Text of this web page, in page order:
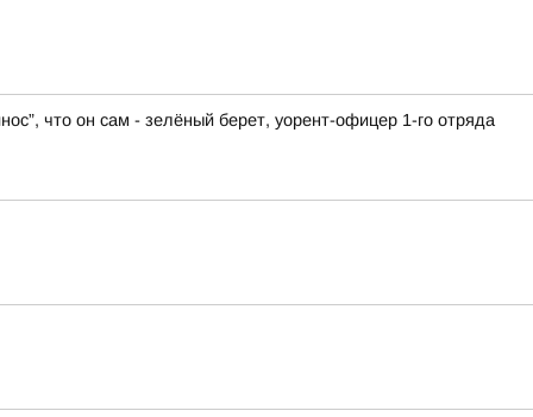
что он сам - зелёный берет, уорент-офицер 1-го отряда